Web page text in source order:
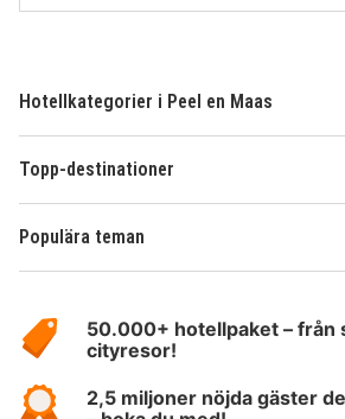
Hotellkategorier i Peel en Maas
Topp-destinationer
Populära teman
HotelSpecials50.000+ hotellpaket – från
cityresor!
2,5 miljoner nöjda gäster